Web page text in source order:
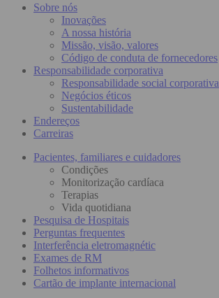
Sobre nós
Inovações
A nossa história
Missão, visão, valores
Código de conduta de fornecedores
Responsabilidade corporativa
Responsabilidade social corporativa
Negócios éticos
Sustentabilidade
Endereços
Carreiras
Pacientes, familiares e cuidadores
Condições
Monitorização cardíaca
Terapias
Vida quotidiana
Pesquisa de Hospitais
Perguntas frequentes
Interferência eletromagnétic
Exames de RM
Folhetos informativos
Cartão de implante internacional